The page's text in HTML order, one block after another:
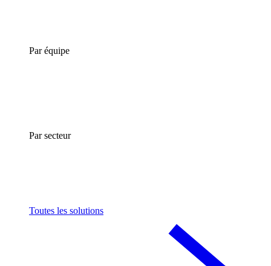
Par équipe
Par secteur
Toutes les solutions